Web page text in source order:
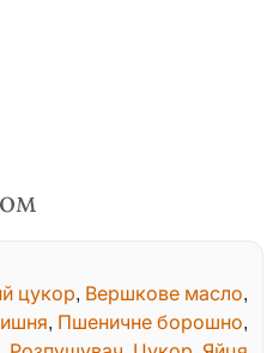
цукор, Вершкове масло,
, Пшеничне борошно,